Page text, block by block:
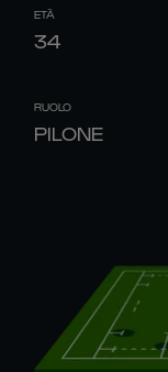
ETÀ
34
RUOLO
PILONE